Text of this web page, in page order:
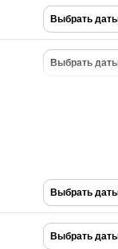
Выбрать
Выбрать
Выбрать
Выбрать